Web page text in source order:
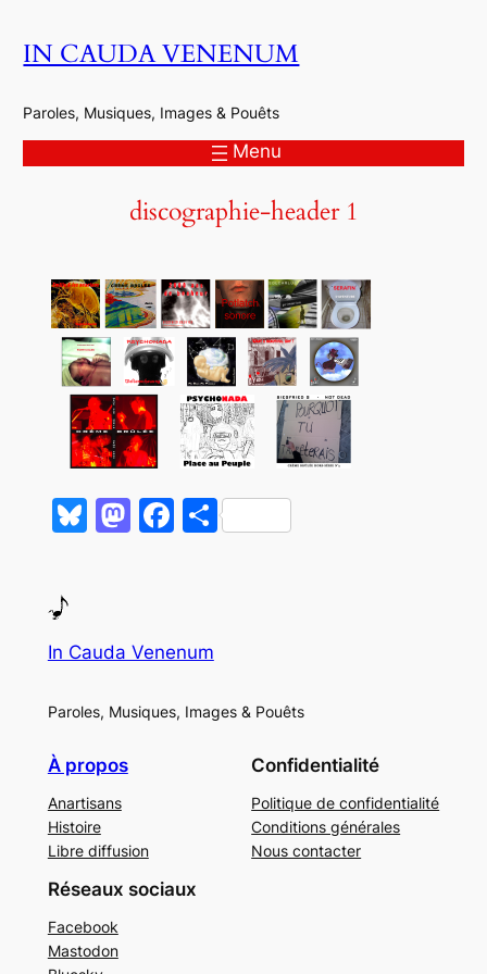
auIN CAUDA VENENUM
Paroles, Musiques, Images & Pouêts
Menu
discographie-header 1
Bluesky
Mastodon
Facebook
Partager
In Cauda Venenum
Paroles, Musiques, Images & Pouêts
À propos
Anartisans
Histoire
Libre diffusion
Confidentialité
Politique de confidentialité
Conditions générales
Nous contacter
Réseaux sociaux
Facebook
Mastodon